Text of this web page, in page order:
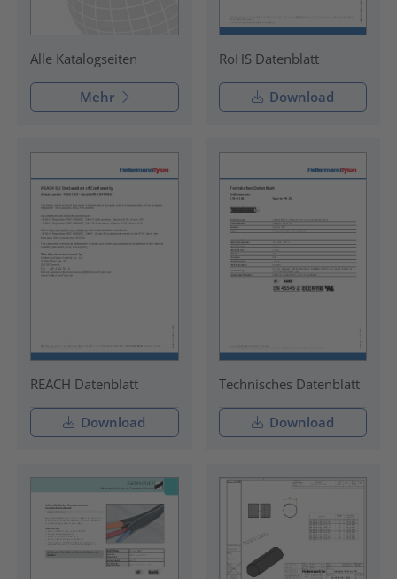
Alle Katalogseiten
Mehr
RoHS Datenblatt
Download
REACH Datenblatt
Download
Technisches Datenblatt
Download